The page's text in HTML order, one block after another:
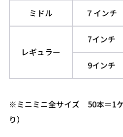
ミドル ７インチ
レギュラー
7インチ
9インチ
※ミニミニ全サイズ 50本＝1
り）